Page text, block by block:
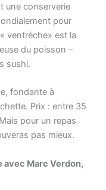
une conserverie
pour
ventrèche» est la
du poisson –
sushi.
fondante à
Prix : entre 35
pour un repas
pas mieux.
avec Marc Verdon,